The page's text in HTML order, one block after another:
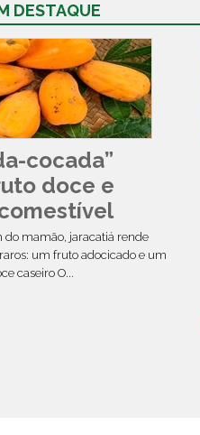
DESTAQUE
cocada”
doce e
do mamão, jaracatiá rende
um fruto adocicado e um
caseiro O...